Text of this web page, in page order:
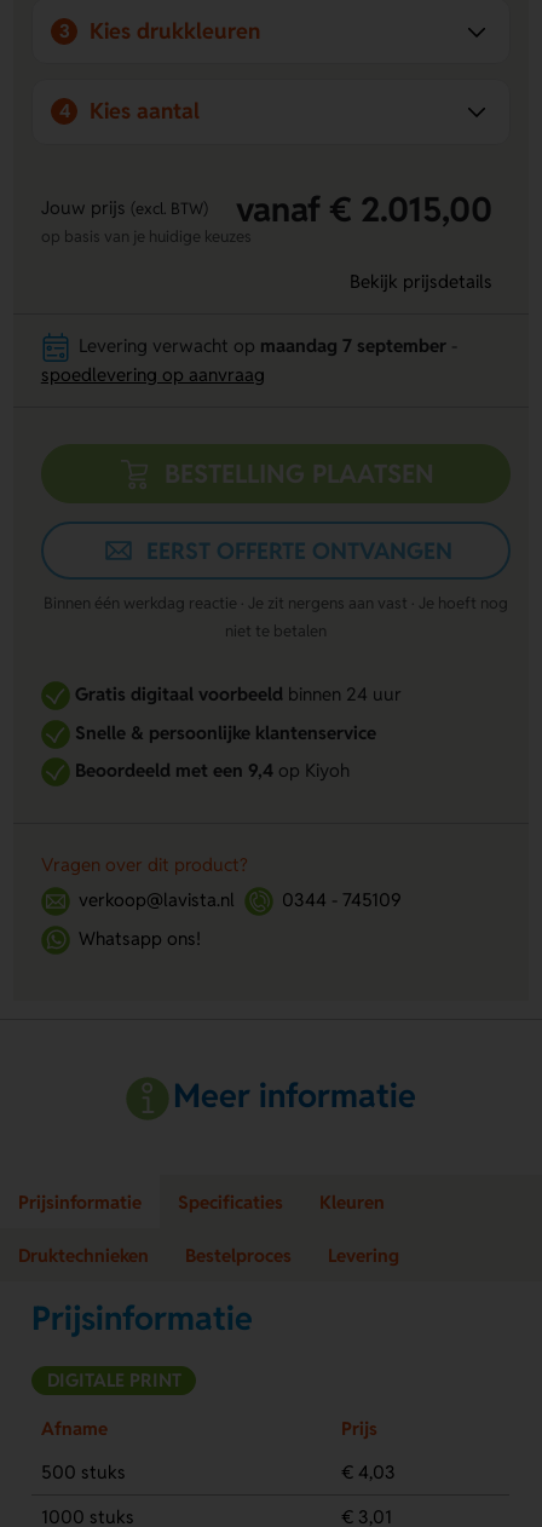
3 Kies drukkleuren
4 Kies aantal
Jouw prijs (excl. BTW) vanaf € 2.015,00
op basis van je huidige keuzes
Bekijk prijsdetails
Levering verwacht op maandag 7 september
spoedlevering op aanvraag
BESTELLING PLAATSEN
EERST OFFERTE ONTVANGEN
Binnen één werkdag reactie · Je zit nergens aan vast · Je hoeft nog
niet te betalen
Gratis digitaal voorbeeldbinnen 24 uur
Snelle & persoonlijke klantenservice
Beoordeeld met een 9,4op Kiyoh
Vragen over dit product?
verkoop@lavista.nl
0344 - 745109
Whatsapp ons!
Meer informatie
Prijsinformatie Specificaties Kleuren
Druktechnieken Bestelproces Levering
Prijsinformatie
DIGITALE PRINT
Afname
Prijs
500 stuks
€ 4,03
1000 stuks
€ 3,01